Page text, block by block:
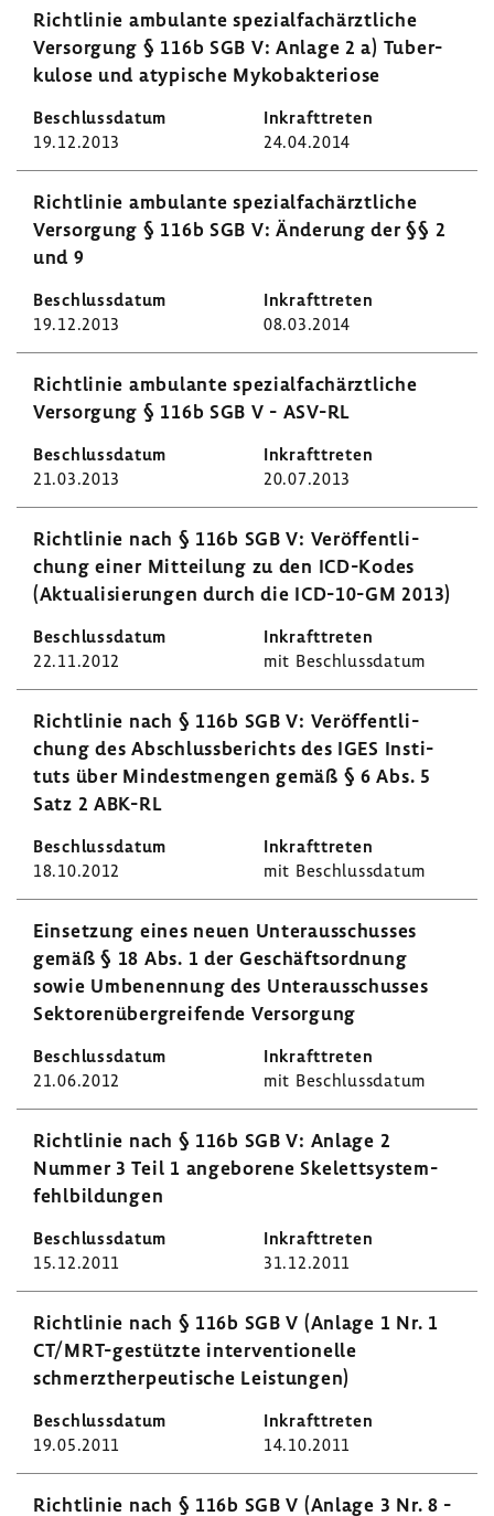
Richt­linie ambu­lante spezi­al­fach­ärzt­liche
Versor­gung § 116b SGB V: Anlage 2 a) Tuber­
ku­lose und atypi­sche Myko­bak­te­riose
19.12.2013 24.04.2014
Richt­linie ambu­lante spezi­al­fach­ärzt­liche
Versor­gung § 116b SGB V: Ände­rung der §§ 2
und 9
19.12.2013 08.03.2014
Richt­linie ambu­lante spezi­al­fach­ärzt­liche
Versor­gung § 116b SGB V - ASV-RL
21.03.2013 20.07.2013
Richt­linie nach § 116b SGB V: Veröf­fent­li­
chung einer Mittei­lung zu den ICD-​Kodes
(Aktua­li­sie­rungen durch die ICD-​10-GM 2013)
22.11.2012 mit Beschluss­datum
Richt­linie nach § 116b SGB V: Veröf­fent­li­
chung des Abschluss­be­richts des IGES Insti­
tuts über Mindest­mengen gemäß § 6 Abs. 5
Satz 2 ABK-RL
18.10.2012 mit Beschluss­datum
Einset­zung eines neuen Unter­aus­schusses
gemäß § 18 Abs. 1 der Geschäfts­ord­nung
sowie Umbe­nen­nung des Unter­aus­schusses
Sekto­ren­über­grei­fende Versor­gung
21.06.2012 mit Beschluss­datum
Richt­linie nach § 116b SGB V: Anlage 2
Nummer 3 Teil 1 ange­bo­rene Skelett­sys­tem­
fehl­bil­dungen
15.12.2011 31.12.2011
Richt­linie nach § 116b SGB V (Anlage 1 Nr. 1
CT/MRT-​gestützte inter­ven­tio­nelle
schmerzther­peu­ti­sche Leis­tungen)
19.05.2011 14.10.2011
Richt­linie nach § 116b SGB V (Anlage 3 Nr. 8 -